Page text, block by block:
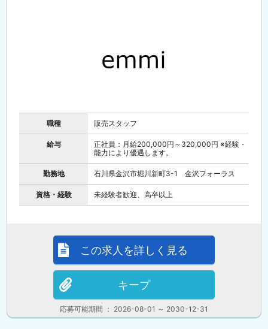
職種 販売スタッフ
給与
正社員：月給200,000円～320,000円 ※経験・
能力により優遇します。
勤務地 石川県金沢市堀川新町3-1 金沢フォーラス
資格・経験 未経験者歓迎、高卒以上
応募可能期間 ： 2026-08-01 ～ 2030-12-31
この求人を詳しく見る
キープ